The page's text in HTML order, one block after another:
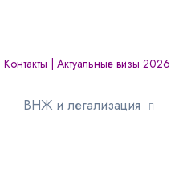
Контакты Актуальные визы 2026
ВНЖ и легализация